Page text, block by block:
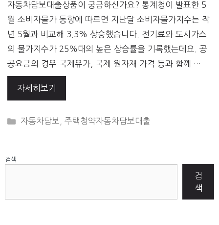
자동차담보대출상품이 궁금하신가요? 통계청이 발표한 5
월 소비자물가 동향에 따르면 지난달 소비자물가지수는 작
년 5월과 비교해 3.3% 상승했습니다. 전기료와 도시가스
의 물가지수가 25%대의 높은 상승률을 기록했는데요. 공
공요금의 경우 국제유가, 국제 원자재 가격 등과 함께 …
자세히보기
CATEGORIES
자동차담보 ,주택청약자동차담보대출
검색
검
색